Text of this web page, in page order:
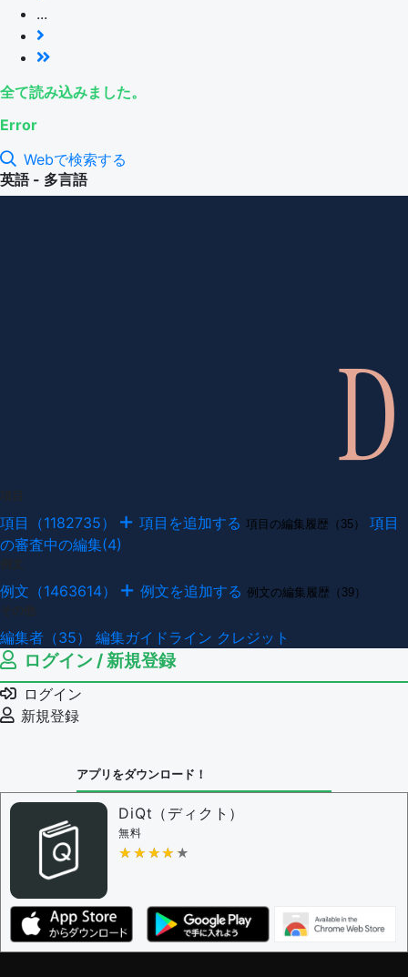
...
全て読み込みました。
Error
Webで検索する
英語 - 多言語
項目（1182735） 項目を追加する 項目の編集履歴（35）
項目
の審査中の編集(4)
例文（1463614） 例文を追加する 例文の編集履歴（39）
編集者（35） 編集ガイドライン クレジット
ログイン / 新規登録
ログイン
新規登録
アプリをダウンロード！
DiQt（ディクト）
無料
★★★★★
★★★★★